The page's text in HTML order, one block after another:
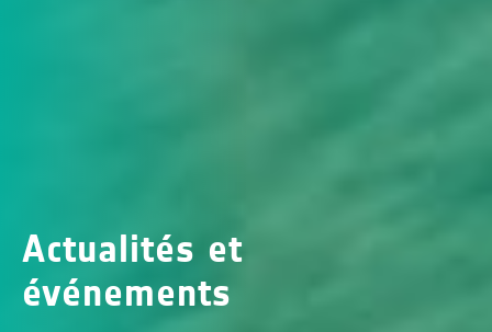
Actualités et
événements